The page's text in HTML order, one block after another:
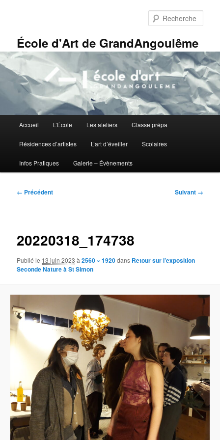
principalÉcole d'Art de GrandAngoulême
principal
Accueil L’École Les ateliers Classe prépa
Résidences d’artistes L’art d’éveiller Scolaires
Infos Pratiques Galerie – Évènements
Navigation
← Précédent Suivant →
20220318_174738
Publié le 13 juin 2023 à2560 × 1920dans Retour sur l’exposition
Seconde Nature à St Simon